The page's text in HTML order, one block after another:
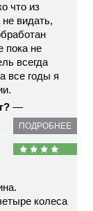
что из
видать,
пока не
всегда
все годы я
—
ПОДРОБНЕЕ
колеса